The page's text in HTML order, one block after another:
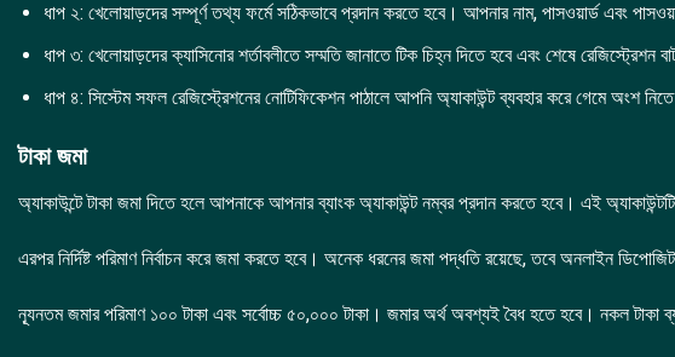
ধাপ ২: খেলোয়াড়দের সম্পূর্ণ তথ্য ফর্মে সঠিকভাবে প্রদান করতে হবে। আপনার নাম, পাসওয়ার্ড এবং
ধাপ ৩: খেলোয়াড়দের ক্যাসিনোর শর্তাবলীতে সম্মতি জানাতে টিক চিহ্ন দিতে হবে এবং শেষে রেজিস্ট্রেশন
ধাপ ৪: সিস্টেম সফল রেজিস্ট্রেশনের নোটিফিকেশন পাঠালে আপনি অ্যাকাউন্ট ব্যবহার করে গেমে অংশ
টাকা জমা
অ্যাকাউন্টে টাকা জমা দিতে হলে আপনাকে আপনার ব্যাংক অ্যাকাউন্ট নম্বর প্রদান করতে হবে। এই
এরপর নির্দিষ্ট পরিমাণ নির্বাচন করে জমা করতে হবে। অনেক ধরনের জমা পদ্ধতি রয়েছে, তবে অনলাইন
ন্যূনতম জমার পরিমাণ ১০০ টাকা এবং সর্বোচ্চ ৫০,০০০ টাকা। জমার অর্থ অবশ্যই বৈধ হতে হবে। নকল টাকা